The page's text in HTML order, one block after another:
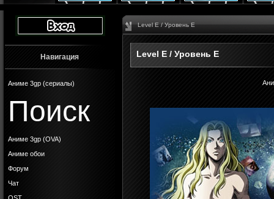
Навигация
Аниме 3gp (сериалы)
Поиск
Аниме 3gp (OVA)
Аниме обои
Форум
Чат
Level E / Уровень Е
Level E / Уровень Е